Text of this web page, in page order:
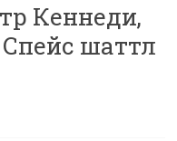
Кеннеди,
шаттл